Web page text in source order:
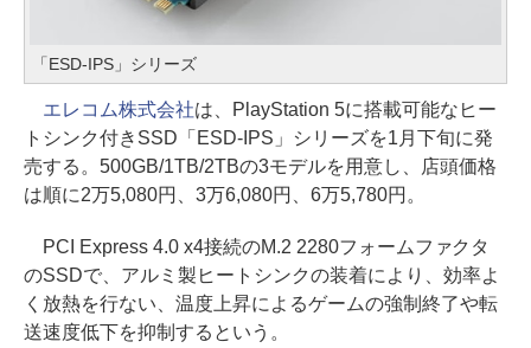
「ESD-IPS」シリーズ
エレコム株式会社は、PlayStation 5に搭載可能なヒー
トシンク付きSSD「ESD-IPS」シリーズを1月下旬に発
売する。500GB/1TB/2TBの3モデルを用意し、店頭価格
は順に2万5,080円、3万6,080円、6万5,780円。
PCI Express 4.0 x4接続のM.2 2280フォームファクタ
のSSDで、アルミ製ヒートシンクの装着により、効率よ
く放熱を行ない、温度上昇によるゲームの強制終了や転
送速度低下を抑制するという。